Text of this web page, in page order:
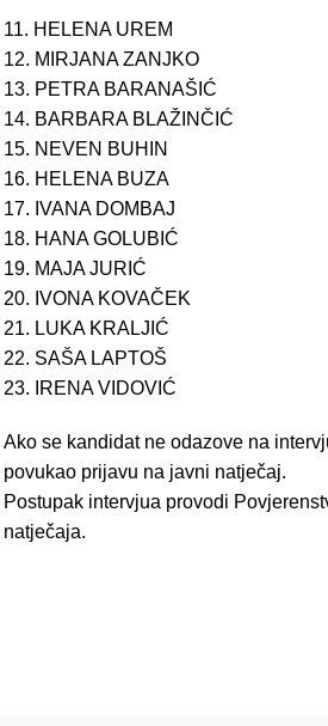
11. HELENA UREM
12. MIRJANA ZANJKO
13. PETRA BARANAŠIĆ
14. BARBARA BLAŽINČIĆ
15. NEVEN BUHIN
16. HELENA BUZA
17. IVANA DOMBAJ
18. HANA GOLUBIĆ
19. MAJA JURIĆ
20. IVONA KOVAČEK
21. LUKA KRALJIĆ
22. SAŠA LAPTOŠ
23. IRENA VIDOVIĆ
Ako se kandidat ne odazove na
povukao prijavu na javni natječaj.
Postupak intervjua provodi
natječaja.